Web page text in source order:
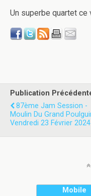
Un superbe quartet ce
Publication
87ème Jam Session -
Moulin Du Grand
Vendredi 23 Février 2024
Mobile